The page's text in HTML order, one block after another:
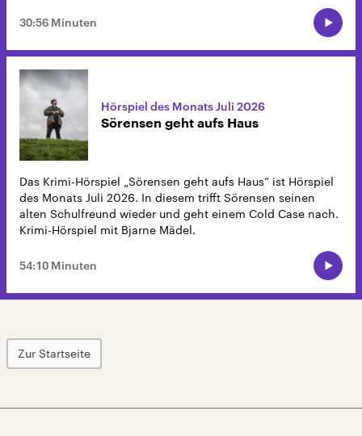
30:56 Minuten
Hörspiel des Monats Juli 2026
Sörensen geht aufs Haus
Das Krimi-Hörspiel „Sörensen geht aufs Haus“ ist Hörspiel
des Monats Juli 2026. In diesem trifft Sörensen seinen
alten Schulfreund wieder und geht einem Cold Case nach.
Krimi-Hörspiel mit Bjarne Mädel.
54:10 Minuten
Zur Startseite